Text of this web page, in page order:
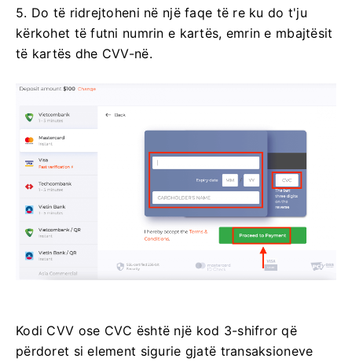
5. Do të ridrejtoheni në një faqe të re ku do t'ju
kërkohet të futni numrin e kartës, emrin e mbajtësit
të kartës dhe CVV-në.
Kodi CVV ose СVС është një kod 3-shifror që
përdoret si element sigurie gjatë transaksioneve